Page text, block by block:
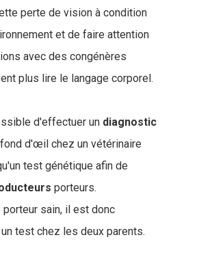
perte de vision à condition
et de faire attention
avec des congénères
plus lire le langage corporel.
d'effectuer un diagnostic
d'œil chez un vétérinaire
test génétique afin de
porteurs.
porteur sain, il est donc
test chez les deux parents.